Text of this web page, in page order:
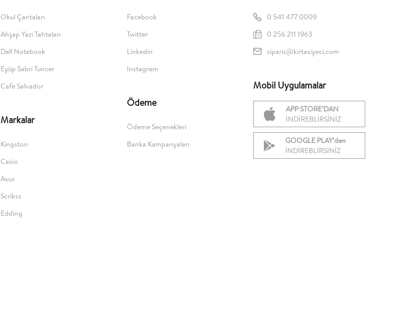
Okul Çantaları
Ahşap Yazı Tahtaları
Dell Notebook
Eyüp Sabri Tuncer
Cafe Salvador
Markalar
Kingston
Casio
Asus
Scrikss
Edding
Facebook
Twitter
Linkedin
Instagram
Ödeme
Ödeme Seçenekleri
Banka Kampanyaları
0 541 477 0009
0 256 211 1963
siparis@kirtasiyeci.com
Mobil Uygulamalar
APP STORE’DAN
İNDİREBLİRSİNİZ
GOOGLE PLAY’den
İNDİREBLİRSİNİZ